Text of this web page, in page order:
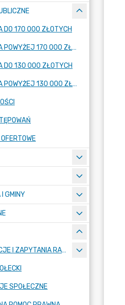
DO 170 000 ZŁOTYCH
ZAMÓWIENIA POWYŻEJ 170 000 ZŁOTYCH
DO 130 000 ZŁOTYCH
ZAMÓWIENIA POWYŻEJ 130 000 ZŁOTYCH
GMINY
INTERPELACJE I ZAPYTANIA RADNYCH
SPOŁECZNE